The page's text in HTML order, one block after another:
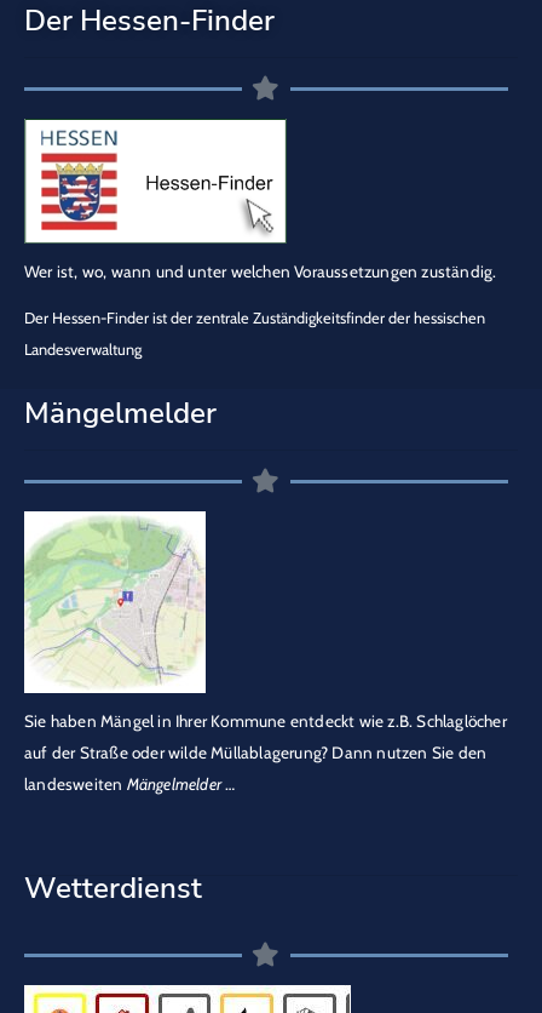
Der Hessen-Finder
Wer ist, wo, wann und unter welchen Voraussetzungen zuständig.
Der Hessen-Finder ist der zentrale Zuständigkeitsfinder der hessischen
Landesverwaltung
Mängelmelder
Sie haben Mängel in Ihrer Kommune entdeckt wie z.B. Schlaglöcher
auf der Straße oder wilde Müllablagerung? Dann nutzen Sie den
landesweiten Mängelmelder…
Wetterdienst